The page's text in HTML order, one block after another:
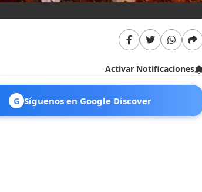
Activar Notificaciones
G Síguenos en Google Discover